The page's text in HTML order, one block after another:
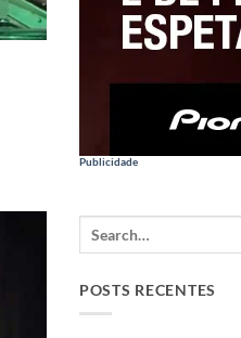
Publicidade
POSTS RECENTES